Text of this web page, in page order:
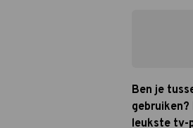
Ben je
leukste tv-